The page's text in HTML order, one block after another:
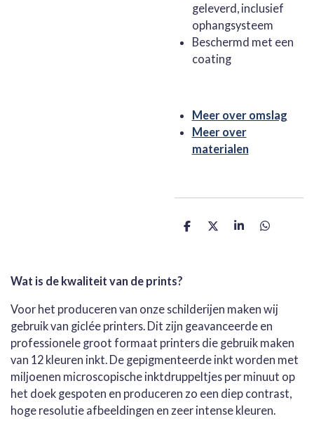
geleverd, inclusief
ophangsysteem
Beschermd met een
coating
Meer over omslag
Meer over
materialen
D
D
S
D
Wat is de kwaliteit van de prints?
Voor het produceren van onze schilderijen maken wij
gebruik van giclée printers. Dit zijn geavanceerde en
professionele groot formaat printers die gebruik maken
van 12 kleuren inkt. De gepigmenteerde inkt worden met
miljoenen microscopische inktdruppeltjes per minuut op
het doek gespoten en produceren zo een diep contrast,
hoge resolutie afbeeldingen en zeer intense kleuren.